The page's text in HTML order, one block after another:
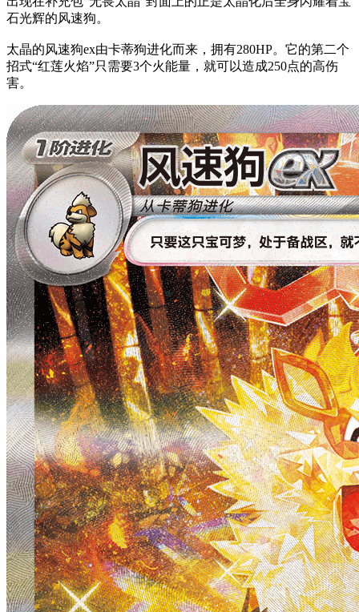
石光辉的风速狗。
太晶的风速狗ex由卡蒂狗进化而来，拥有280HP。它的第二个
招式“红莲火焰”只需要3个火能量，就可以造成250点的高伤
害。